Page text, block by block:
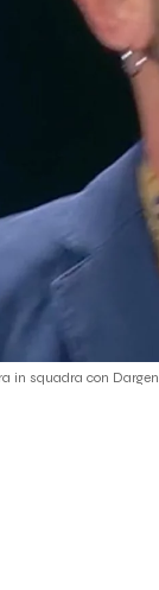
in squadra con Dargen